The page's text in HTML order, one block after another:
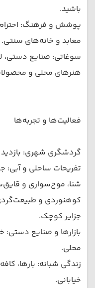
باشید.
پوشش و فرهنگ:
معابد و خانه‌های سنتی.
سوغاتی: صنایع دستی،
هنرهای محلی و
فعالیت‌ها و تجربه‌ها
گردشگری شهری:
تفریحات ساحلی و آبی:
شنا، موج‌سواری و
کوهنوردی و
جزایر کوچک.
بازارها و صنایع
محلی.
زندگی شبانه: بارها،
خیابانی.